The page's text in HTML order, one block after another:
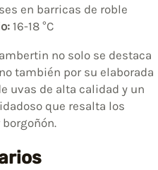
en barricas de roble
16-18 °C
no solo se destaca
también por su elaborada
uvas de alta calidad y un
que resalta los